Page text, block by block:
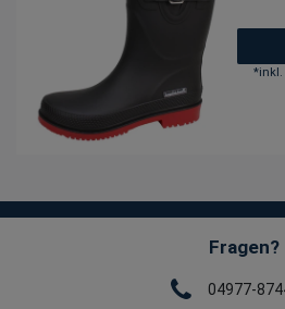
*inkl.
Fragen?
04977-